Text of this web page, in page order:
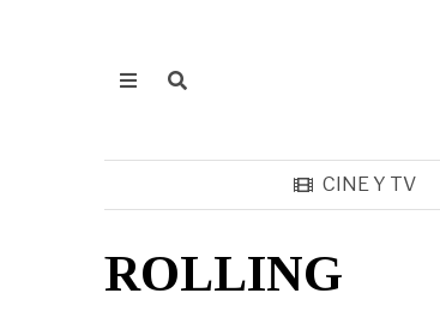
CINE Y TV
ROLLING